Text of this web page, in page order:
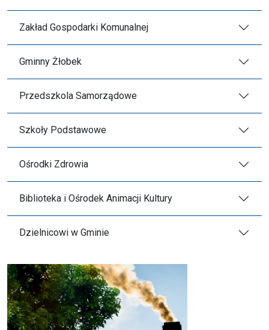
Zakład Gospodarki Komunalnej
Gminny Żłobek
Przedszkola Samorządowe
Szkoły Podstawowe
Ośrodki Zdrowia
Biblioteka i Ośrodek Animacji Kultury
Dzielnicowi w Gminie